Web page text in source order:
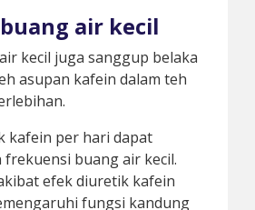
air kecil
kecil juga sanggup belaka
asupan kafein dalam teh
kafein per hari dapat
buang air kecil.
efek diuretik kafein
fungsi kandung